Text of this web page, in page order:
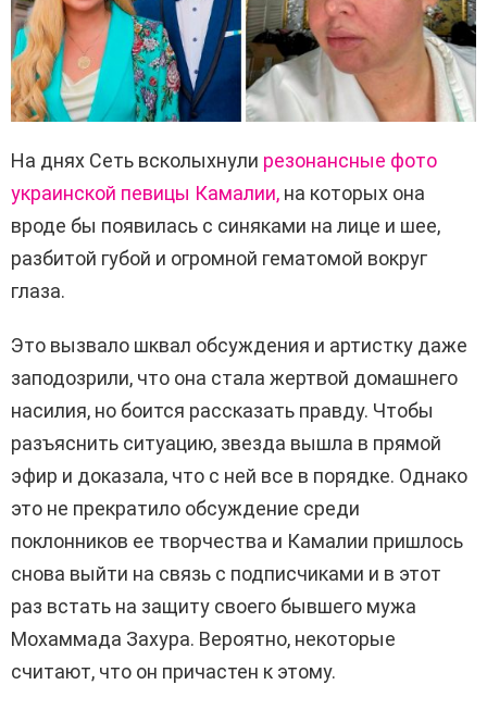
На днях Сеть всколыхнули резонансные фото
украинской певицы Камалии, на которых она
вроде бы появилась с синяками на лице и шее,
разбитой губой и огромной гематомой вокруг
глаза.
Это вызвало шквал обсуждения и артистку даже
заподозрили, что она стала жертвой домашнего
насилия, но боится рассказать правду. Чтобы
разъяснить ситуацию, звезда вышла в прямой
эфир и доказала, что с ней все в порядке. Однако
это не прекратило обсуждение среди
поклонников ее творчества и Камалии пришлось
снова выйти на связь с подписчиками и в этот
раз встать на защиту своего бывшего мужа
Мохаммада Захура. Вероятно, некоторые
считают, что он причастен к этому.